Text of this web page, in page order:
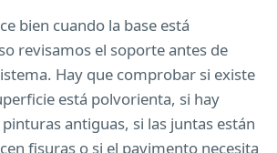
bien cuando la base está
revisamos el soporte antes de
Hay que comprobar si existe
está polvorienta, si hay
antiguas, si las juntas están
fisuras o si el pavimento necesita